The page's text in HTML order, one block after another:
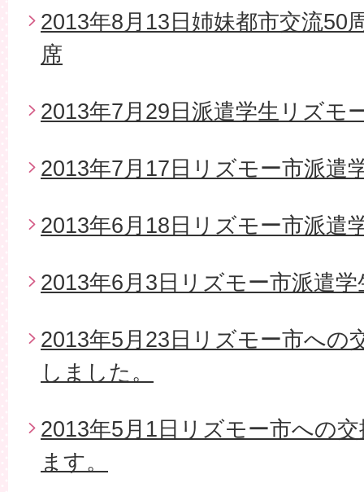
2013年8月13日姉妹都市交流50
席
2013年7月29日派遣学生リズモ
2013年7月17日リズモー市派遣
2013年6月18日リズモー市派遣
2013年6月3日リズモー市派遣学
2013年5月23日リズモー市への
しました。
2013年5月1日リズモー市への
ます。